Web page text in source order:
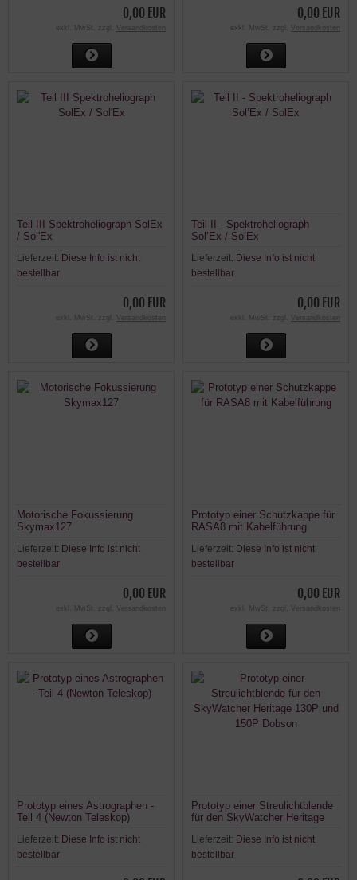
0,00 EUR
exkl. MwSt. zzgl. Versandkosten
0,00 EUR
exkl. MwSt. zzgl. Versandkosten
Teil III Spektroheliograph SolEx
/ Sol'Ex
Lieferzeit: Diese Info ist nicht
bestellbar
0,00 EUR
exkl. MwSt. zzgl. Versandkosten
Teil II - Spektroheliograph
Sol’Ex / SolEx
Lieferzeit: Diese Info ist nicht
bestellbar
0,00 EUR
exkl. MwSt. zzgl. Versandkosten
Motorische Fokussierung
Skymax127
Lieferzeit: Diese Info ist nicht
bestellbar
0,00 EUR
exkl. MwSt. zzgl. Versandkosten
Prototyp einer Schutzkappe für
RASA8 mit Kabelführung
Lieferzeit: Diese Info ist nicht
bestellbar
0,00 EUR
exkl. MwSt. zzgl. Versandkosten
Prototyp eines Astrographen -
Teil 4 (Newton Teleskop)
Lieferzeit: Diese Info ist nicht
bestellbar
Prototyp einer Streulichtblende
für den SkyWatcher Heritage
Lieferzeit: Diese Info ist nicht
bestellbar